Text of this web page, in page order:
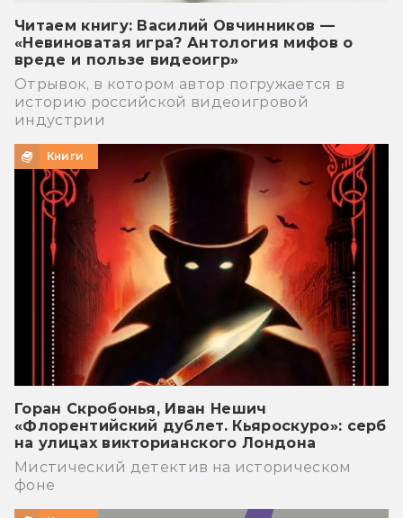
Читаем книгу: Василий Овчинников —
«Невиноватая игра? Антология мифов о
вреде и пользе видеоигр»
Отрывок, в котором автор погружается в
историю российской видеоигровой
индустрии
Книги
Горан Скробонья, Иван Нешич
«Флорентийский дублет. Кьяроскуро»: серб
на улицах викторианского Лондона
Мистический детектив на историческом
фоне